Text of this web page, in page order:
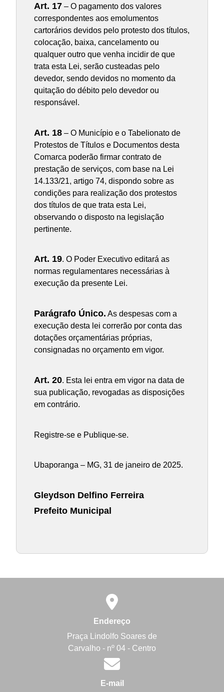
Art. 17 – O pagamento dos valores
correspondentes aos emolumentos
cartorários devidos pelo protesto dos títulos,
colocação, baixa, cancelamento ou
qualquer outro que venha incidir de que
trata esta Lei, serão custeadas pelo
devedor, sendo devidos no momento da
quitação do débito pelo devedor ou
responsável.
Art. 18 – O Município e o Tabelionato de
Protestos de Títulos e Documentos desta
Comarca poderão firmar contrato de
prestação de serviços, com base na Lei
14.133/21, artigo 74, dispondo sobre as
condições para realização dos protestos
dos títulos de que trata esta Lei,
observando o disposto na legislação
pertinente.
Art. 19. O Poder Executivo editará as
normas regulamentares necessárias à
execução da presente Lei.
Parágrafo Único. As despesas com a
execução desta lei correrão por conta das
dotações orçamentárias próprias,
consignadas no orçamento em vigor.
Art. 20. Esta lei entra em vigor na data de
sua publicação, revogadas as disposições
em contrário.
Registre-se e Publique-se.
Ubaporanga – MG, 31 de janeiro de 2025.
Gleydson Delfino Ferreira
Prefeito Municipal
Endereço
Praça Lindolfo Soares de
Carvalho - nº 04 - Centro
E-mail